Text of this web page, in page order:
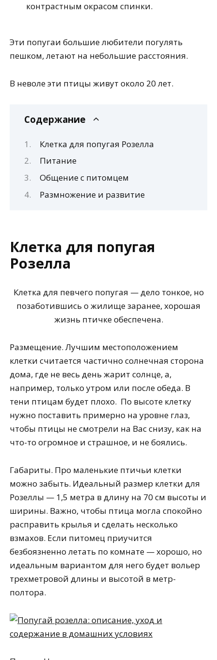
контрастным окрасом спинки.
Эти попугаи большие любители погулять
пешком, летают на небольшие расстояния.
В неволе эти птицы живут около 20 лет.
Содержание
Клетка для попугая Розелла
Питание
Общение с питомцем
Размножение и развитие
Клетка для попугая
Розелла
Клетка для певчего попугая — дело тонкое, но
позаботившись о жилище заранее, хорошая
жизнь птичке обеспечена.
Размещение. Лучшим местоположением
клетки считается частично солнечная сторона
дома, где не весь день жарит солнце, а,
например, только утром или после обеда. В
тени птицам будет плохо. По высоте клетку
нужно поставить примерно на уровне глаз,
чтобы птицы не смотрели на Вас снизу, как на
что-то огромное и страшное, и не боялись.
Габариты. Про маленькие птичьи клетки
можно забыть. Идеальный размер клетки для
Розеллы — 1,5 метра в длину на 70 см высоты и
ширины. Важно, чтобы птица могла спокойно
расправить крылья и сделать несколько
взмахов. Если питомец приучится
безбоязненно летать по комнате — хорошо, но
идеальным вариантом для него будет вольер
трехметровой длины и высотой в метр-
полтора.